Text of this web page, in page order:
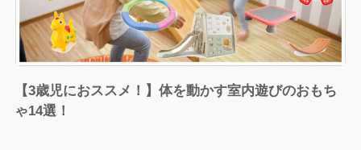
【3歳児におススメ！】体を動かす室内遊びのおもち
ゃ14選！